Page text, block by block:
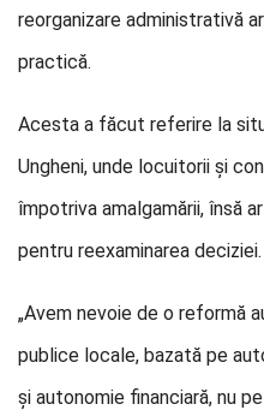
reorganizare administrativă
practică.
Acesta a făcut referire la
Ungheni, unde locuitorii și
împotriva amalgamării, însă
pentru reexaminarea deciziei.
„Avem nevoie de o reformă
publice locale, bazată pe
și autonomie financiară, nu